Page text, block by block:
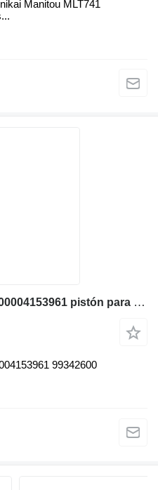
Manitou MLT741
Kolbenschmidt 04159597 100004153961 pistón para Deutz carretilla elevadora
99342600